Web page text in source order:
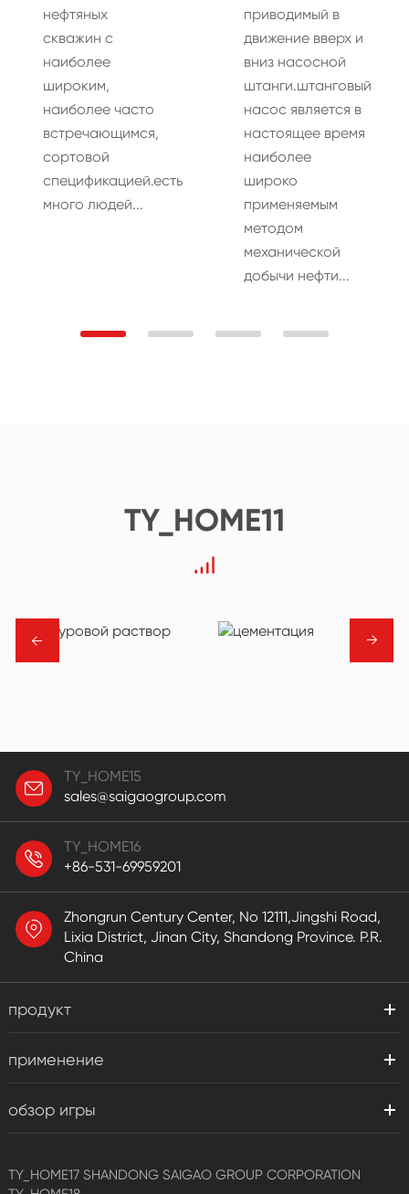
нефтяных
скважин с
наиболее
широким,
наиболее часто
встречающимся,
сортовой
спецификацией.есть
много людей...
приводимый в
движение вверх и
вниз насосной
штанги.штанговый
насос является в
настоящее время
наиболее
широко
применяемым
методом
механической
добычи нефти...
TY_HOME11
→ →
TY_HOME15
sales@saigaogroup.com
TY_HOME16
+86-531-69959201
Zhongrun Century Center, No 12111,Jingshi Road,
Lixia District, Jinan City, Shandong Province. P.R.
China
продукт
применение
обзор игры
TY_HOME17 SHANDONG SAIGAO GROUP CORPORATION